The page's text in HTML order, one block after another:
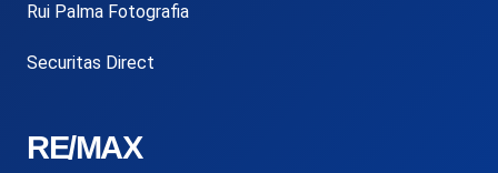
Rui Palma Fotografia
Securitas Direct
RE/MAX